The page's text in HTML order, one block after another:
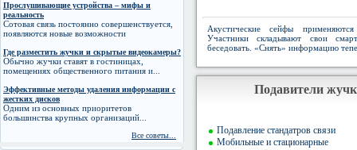
Прослушивающие устройства – мифы и
реальность
Сотовая связь постоянно совершенствуется,
появляются новые возможности
Где разместить жучки и скрытые видеокамеры?
Обычно жучки ставят в гостиницах,
помещениях общественного питания и...
Эффективные методы удаления информации с
жестких дисков
Одним из основных приоритетов
большинства крупных организаций...
Все советы...
Акустические сейфы
Участники складывают свои
беседовать. «Снять» информацию
Подавители
Подавление стандатров связи
Мобильные и стационарные